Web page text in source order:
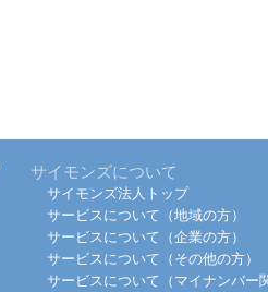
サイモンズについて
サイモンズ法人トップ
サービスについて（地域の方）
サービスについて（企業の方）
サービスについて（その他の方）
サービスについて（マイナンバー